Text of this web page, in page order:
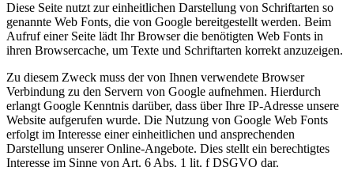
Diese Seite nutzt zur einheitlichen Darstellung von Schriftarten so
genannte Web Fonts, die von Google bereitgestellt werden. Beim
Aufruf einer Seite lädt Ihr Browser die benötigten Web Fonts in
ihren Browsercache, um Texte und Schriftarten korrekt anzuzeigen.
Zu diesem Zweck muss der von Ihnen verwendete Browser
Verbindung zu den Servern von Google aufnehmen. Hierdurch
erlangt Google Kenntnis darüber, dass über Ihre IP-Adresse unsere
Website aufgerufen wurde. Die Nutzung von Google Web Fonts
erfolgt im Interesse einer einheitlichen und ansprechenden
Darstellung unserer Online-Angebote. Dies stellt ein berechtigtes
Interesse im Sinne von Art. 6 Abs. 1 lit. f DSGVO dar.